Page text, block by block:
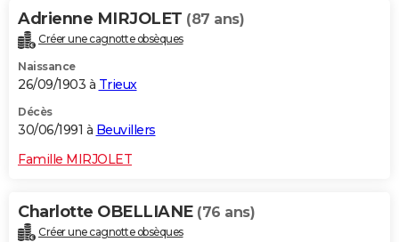
Adrienne MIRJOLET (87 ans)
Créer une cagnotte obsèques
Naissance
26/09/1903 à Trieux
Décès
30/06/1991 à Beuvillers
Famille MIRJOLET
Charlotte OBELLIANE (76 ans)
Créer une cagnotte obsèques